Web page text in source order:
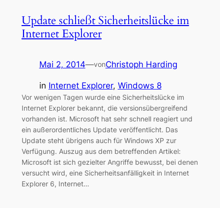
Update schließt Sicherheitslücke im
Internet Explorer
Mai 2, 2014—vonChristoph Harding
in Internet Explorer, Windows 8
Vor wenigen Tagen wurde eine Sicherheitslücke im
Internet Explorer bekannt, die versionsübergreifend
vorhanden ist. Microsoft hat sehr schnell reagiert und
ein außerordentliches Update veröffentlicht. Das
Update steht übrigens auch für Windows XP zur
Verfügung. Auszug aus dem betreffenden Artikel:
Microsoft ist sich gezielter Angriffe bewusst, bei denen
versucht wird, eine Sicherheitsanfälligkeit in Internet
Explorer 6, Internet…